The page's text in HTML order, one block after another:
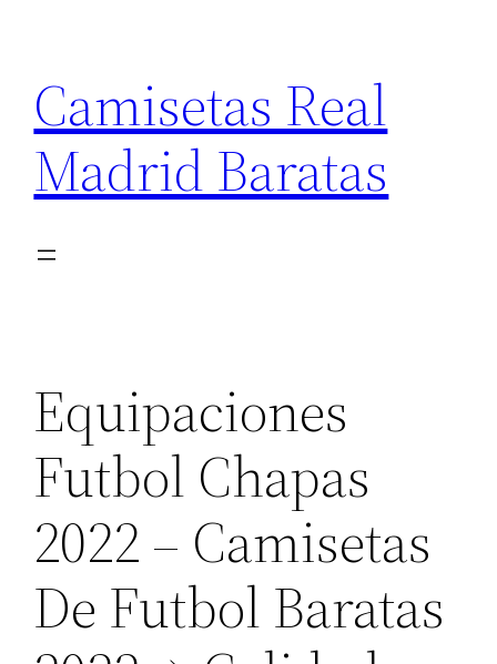
contenido
Camisetas Real
Madrid Baratas
Equipaciones
Futbol Chapas
2022 – Camisetas
De Futbol Baratas